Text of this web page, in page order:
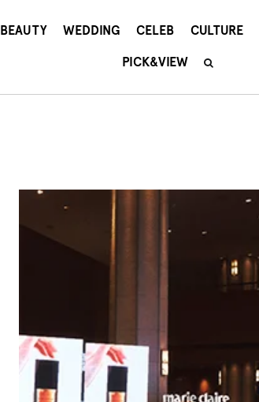
BEAUTY WEDDING CELEB CULTURE
PICK&VIEW